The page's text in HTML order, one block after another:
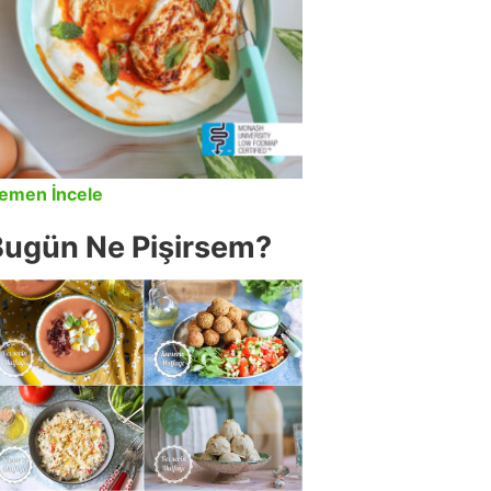
İncele
Ne Pişirsem?